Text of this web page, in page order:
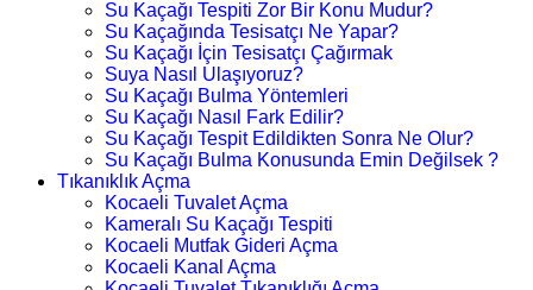
Su Kaçağı Tespiti Zor Bir Konu Mudur?
Su Kaçağında Tesisatçı Ne Yapar?
Su Kaçağı İçin Tesisatçı Çağırmak
Suya Nasıl Ulaşıyoruz?
Su Kaçağı Bulma Yöntemleri
Su Kaçağı Nasıl Fark Edilir?
Su Kaçağı Tespit Edildikten Sonra Ne Olur?
Su Kaçağı Bulma Konusunda Emin Değilsek ?
Tıkanıklık Açma
Kocaeli Tuvalet Açma
Kameralı Su Kaçağı Tespiti
Kocaeli Mutfak Gideri Açma
Kocaeli Kanal Açma